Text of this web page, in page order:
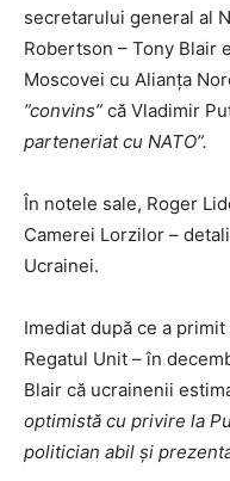
secretarului general al
Robertson – Tony Blair
Moscovei cu Alianţa
”convins” că Vladimir
parteneriat cu NATO”.
În notele sale, Roger
Camerei Lorzilor –
Ucrainei.
Imediat după ce a
Regatul Unit – în
Blair că ucrainenii
optimistă cu privire la
politician abil şi